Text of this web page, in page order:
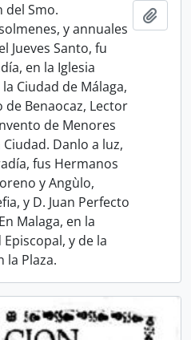
del Smo.
y annuales
Jueves Santo, fu
en la Iglesia
Ciudad de Málaga,
de Benaocaz, Lector
de Menores
Danlo a luz,
fus Hermanos
y Angùlo,
y D. Juan Perfecto
Malaga, en la
y de la
la Plaza.